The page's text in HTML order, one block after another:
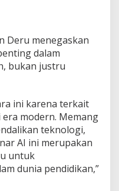
Deru menegaskan
dalam
bukan justru
ini karena terkait
modern. Memang
teknologi,
AI ini merupakan
untuk
dunia pendidikan,”